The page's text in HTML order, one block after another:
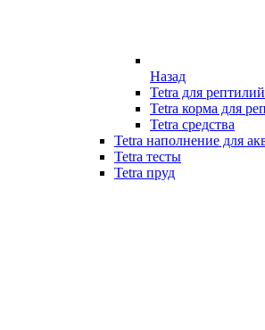
Назад
Tetra для рептилий
Tetra корма для
Tetra средства
Tetra наполнение для
Tetra тесты
Tetra пруд